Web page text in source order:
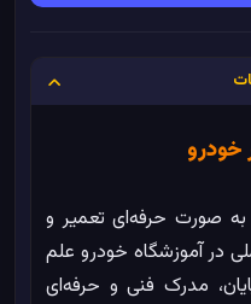
خودرو
به صورت حرفه‌ای تعمیر و
در آموزشگاه خودرو علم
مدرک فنی و حرفه‌ای